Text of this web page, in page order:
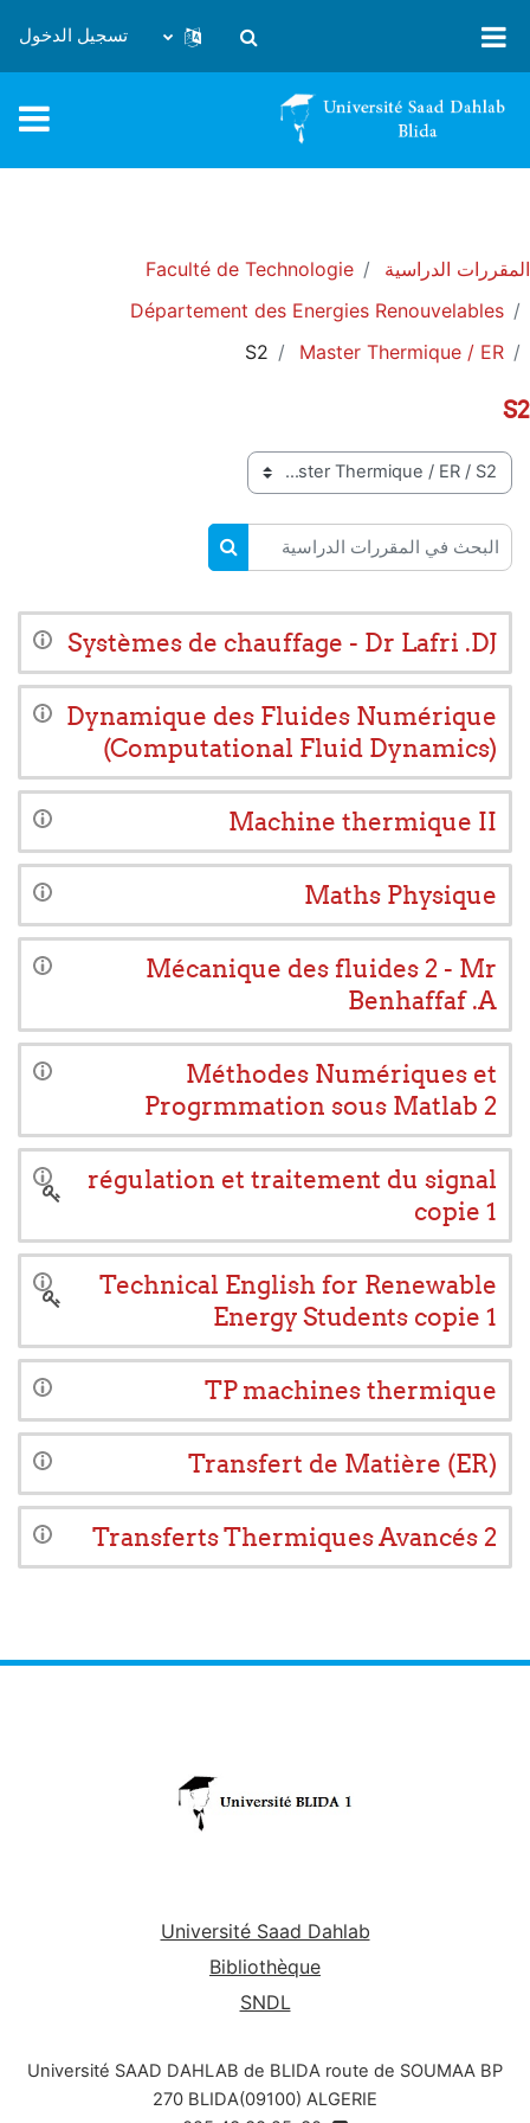
تبديل إدخال البحث
تسجيل الدخول
المقررات الدراسية
Faculté de Technologie
Département des Energies Renouvelables
Master Thermique / ER
S2
S2
تصنيفات المقررات
البحث في المقررات الدراسية
البحث في المقررات الدراسية
Systèmes de chauffage - Dr Lafri .DJ
Dynamique des Fluides Numérique
(Computational Fluid Dynamics)
Machine thermique II
Maths Physique
Mécanique des fluides 2 - Mr
Benhaffaf .A
Méthodes Numériques et
Progrmmation sous Matlab 2
régulation et traitement du signal
copie 1
Technical English for Renewable
Energy Students copie 1
TP machines thermique
Transfert de Matière (ER)
Transferts Thermiques Avancés 2
Université Saad Dahlab
Bibliothèque
SNDL
Université SAAD DAHLAB de BLIDA route de SOUMAA BP
270 BLIDA(09100) ALGERIE